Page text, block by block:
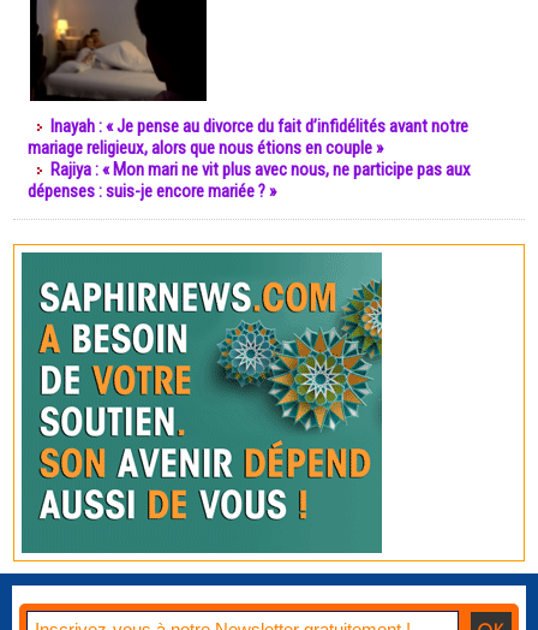
Inayah : « Je pense au divorce du fait d’infidélités avant notre
mariage religieux, alors que nous étions en couple »
Rajiya : « Mon mari ne vit plus avec nous, ne participe pas aux
dépenses : suis-je encore mariée ? »